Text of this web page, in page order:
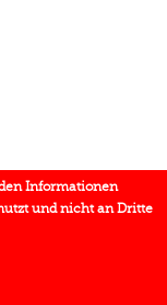
Informationen
und nicht an Dritte